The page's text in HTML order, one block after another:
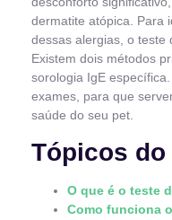
dermatite atópica. Para
dessas alergias, o teste
Existem dois métodos
sorologia IgE
exames, para que
saúde do seu pet.
Tópicos do
O que é o teste
Como funciona